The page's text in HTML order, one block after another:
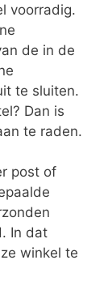
voorradig.
de in de
te sluiten.
Dan is
te raden.
post of
In dat
winkel te